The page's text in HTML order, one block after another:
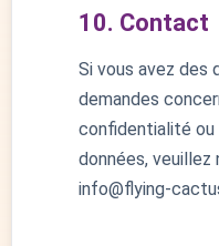
10. Contact
Si vous avez des
demandes
confidentialité
données, veuillez
info@flying-